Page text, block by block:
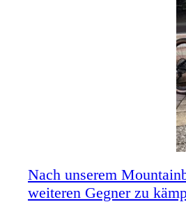
Nach unserem
weiteren Gegner zu